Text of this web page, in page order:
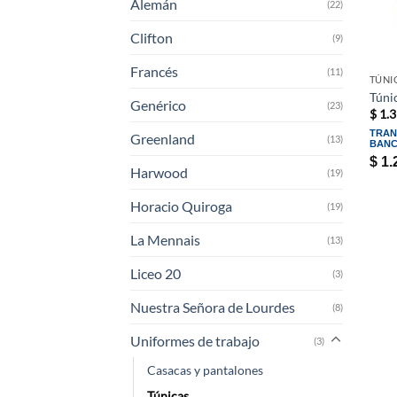
Alemán (22)
Clifton (9)
Francés (11)
Genérico (23)
Greenland (13)
Harwood (19)
Horacio Quiroga (19)
La Mennais (13)
Liceo 20 (3)
Nuestra Señora de Lourdes (8)
Uniformes de trabajo (3)
Casacas y pantalones
$
$